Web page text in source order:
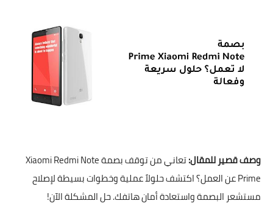
وصف قصير للمقال:
تعاني من توقف بصمة Xiaomi Redmi Note
Prime عن العمل؟ اكتشف حلولاً عملية وخطوات بسيطة لإصلاح
مستشعر البصمة واستعادة أمان هاتفك. حل المشكلة الآن!